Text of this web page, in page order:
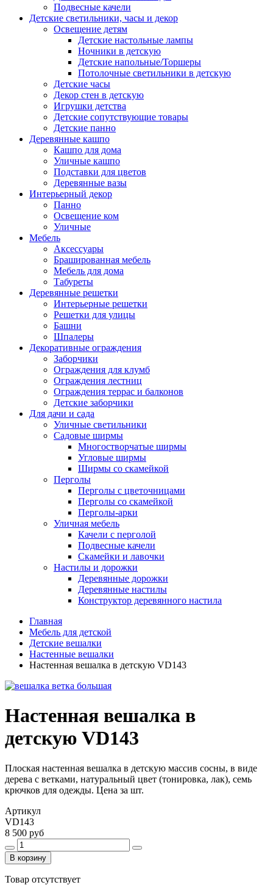
Подвесные качели
Детские светильники, часы и декор
Освещение детям
Детские настольные лампы
Ночники в детскую
Детские напольные/Торшеры
Потолочные светильники в детскую
Детские часы
Декор стен в детскую
Игрушки детства
Детские сопутствующие товары
Детские панно
Деревянные кашпо
Кашпо для дома
Уличные кашпо
Подставки для цветов
Деревянные вазы
Интерьерный декор
Панно
Освещение ком
Уличные
Мебель
Аксессуары
Брашированная мебель
Мебель для дома
Табуреты
Деревянные решетки
Интерьерные решетки
Решетки для улицы
Башни
Шпалеры
Декоративные ограждения
Заборчики
Ограждения для клумб
Ограждения лестниц
Ограждения террас и балконов
Детские заборчики
Для дачи и сада
Уличные светильники
Садовые ширмы
Многостворчатые ширмы
Угловые ширмы
Ширмы со скамейкой
Перголы
Перголы с цветочницами
Перголы со скамейкой
Перголы-арки
Уличная мебель
Качели с перголой
Подвесные качели
Скамейки и лавочки
Настилы и дорожки
Деревянные дорожки
Деревянные настилы
Конструктор деревянного настила
Главная
Мебель для детской
Детские вешалки
Настенные вешалки
Настенная вешалка в детскую VD143
Настенная вешалка в
детскую VD143
Плоская настенная вешалка в детскую массив сосны, в виде
дерева с ветками, натуральный цвет (тонировка, лак), семь
крючков для одежды. Цена за шт.
Артикул
VD143
8 500 руб
В корзину
Товар отсутствует